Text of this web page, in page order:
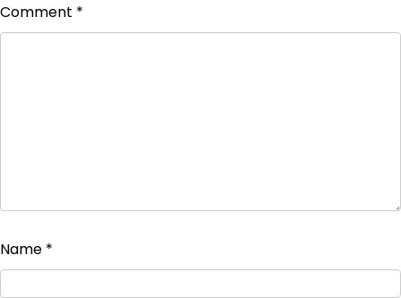
Comment *
Name *